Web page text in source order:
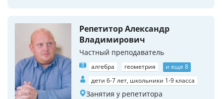
Репетитор Александр
Владимирович
Частный преподаватель
алгебра геометрия
и еще 8
дети 6-7 лет, школьники 1-9 класса
Занятия у репетитора